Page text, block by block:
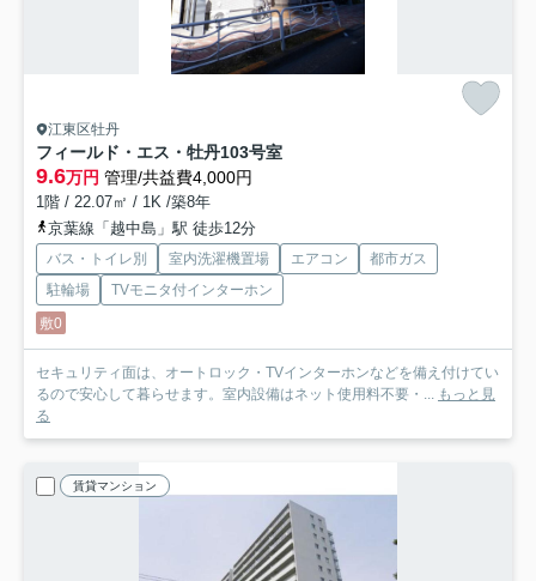
江東区牡丹
フィールド・エス・牡丹103号室
9.6万円 管理/共益費4,000円
1階 / 22.07㎡ / 1K /築8年
京葉線「越中島」駅 徒歩12分
バス・トイレ別 室内洗濯機置場 エアコン
都市ガス
駐輪場
TVモニタ付インターホン
敷0
セキュリティ面は、オートロック・TVインターホンなどを備え付けてい
るので安心して暮らせます。室内設備はネット使用料不要・... もっと見
る
賃貸マンション